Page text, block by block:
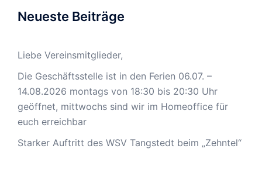
Neueste Beiträge
Liebe Vereinsmitglieder,
Die Geschäftsstelle ist in den Ferien 06.07. –
14.08.2026 montags von 18:30 bis 20:30 Uhr
geöffnet, mittwochs sind wir im Homeoffice für
euch erreichbar
Starker Auftritt des WSV Tangstedt beim „Zehntel“